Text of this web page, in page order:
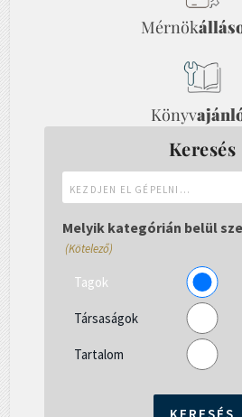
Mérnök
Könyv
Keresés
el
Melyik kategórián belül
(Kötelező)
Tagok
Társaságok
Tartalom